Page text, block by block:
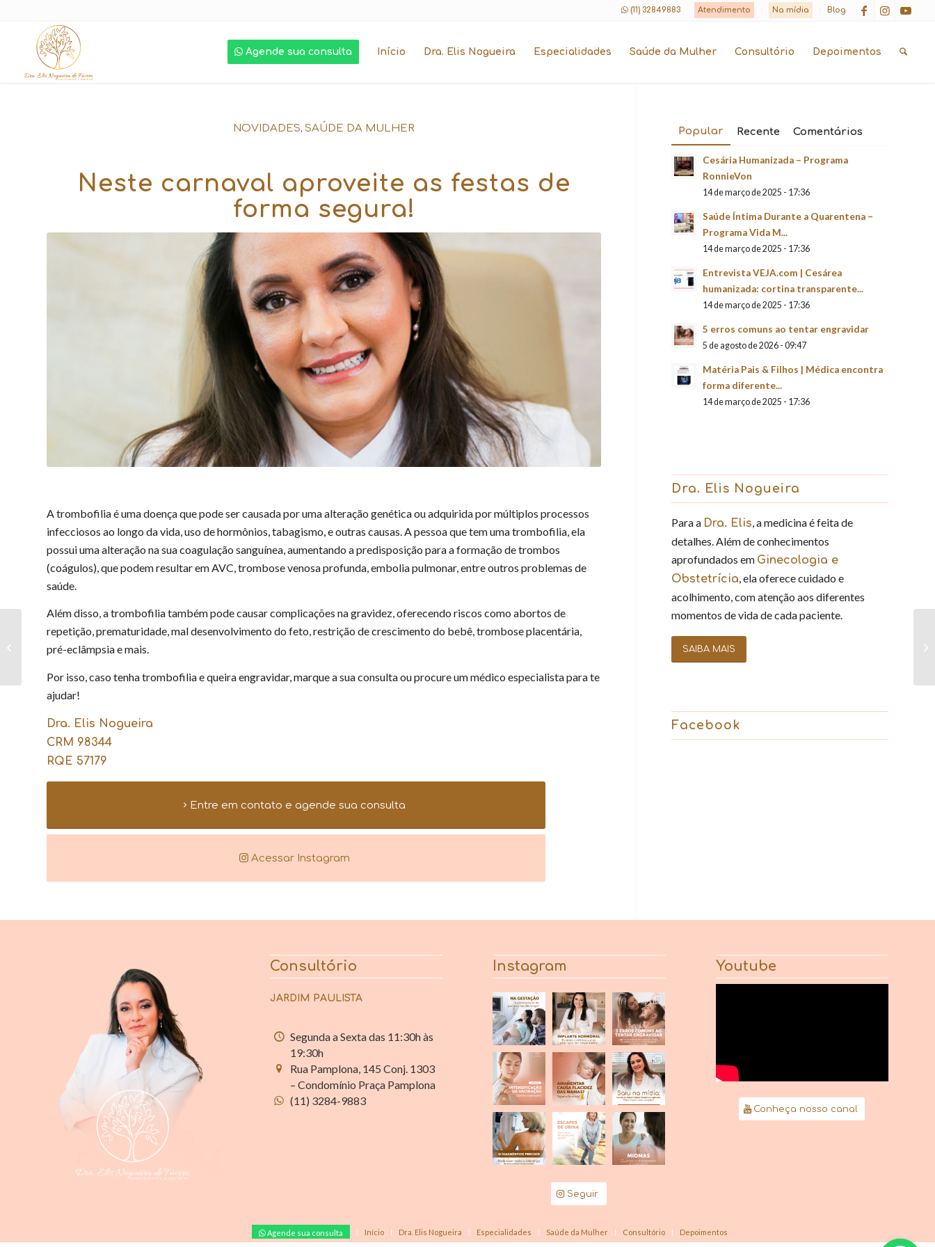
Atendimento Na mídia Blog
(11) 32849883
Agende sua consulta Início Dra. Elis Nogueira Especialidades Saúde da Mulher Consultório Depoimentos
NOVIDADES, SAÚDE DA MULHER
Neste carnaval aproveite as festas de
forma segura!
A trombofilia é uma doença que pode ser causada por uma alteração genética ou adquirida por múltiplos processos
infecciosos ao longo da vida, uso de hormônios, tabagismo, e outras causas. A pessoa que tem uma trombofilia, ela
possui uma alteração na sua coagulação sanguínea, aumentando a predisposição para a formação de trombos
(coágulos), que podem resultar em AVC, trombose venosa profunda, embolia pulmonar, entre outros problemas de
saúde.
Além disso, a trombofilia também pode causar complicações na gravidez, oferecendo riscos como abortos de
repetição, prematuridade, mal desenvolvimento do feto, restrição de crescimento do bebê, trombose placentária,
pré-eclâmpsia e mais.
Por isso, caso tenha trombofilia e queira engravidar, marque a sua consulta ou procure um médico especialista para te
ajudar!
Dra. Elis Nogueira
CRM 98344
RQE 57179
Entre em contato e agende sua consulta
Acessar Instagram
Popular Recente Comentários
Cesária Humanizada – Programa
RonnieVon
14 de março de 2025 - 17:36
Saúde Íntima Durante a Quarentena –
Programa Vida M...
14 de março de 2025 - 17:36
Entrevista VEJA.com | Cesárea
humanizada: cortina transparente...
14 de março de 2025 - 17:36
5 erros comuns ao tentar engravidar
5 de agosto de 2026 - 09:47
Matéria Pais & Filhos | Médica encontra
forma diferente...
14 de março de 2025 - 17:36
Dra. Elis Nogueira
Para a Dra. Elis, a medicina é feita de
detalhes. Além de conhecimentos
aprofundados em Ginecologia e
Obstetrícia, ela oferece cuidado e
acolhimento, com atenção aos diferentes
momentos de vida de cada paciente.
SAIBA MAIS
Facebook
Consultório
JARDIM PAULISTA
Segunda a Sexta das 11:30h às
19:30h
Rua Pamplona, 145 Conj. 1303
– Condomínio Praça Pamplona
(11) 3284-9883
Instagram
Seguir
Youtube
Conheça nosso canal
Agende sua consulta Início Dra. Elis Nogueira Especialidades Saúde da Mulher Consultório Depoimentos
Neste carnaval
aproveite as festas de